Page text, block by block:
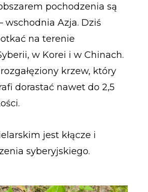
pochodzenia są
wschodnia Azja. Dziś
na terenie
w Korei i w Chinach.
krzew, który
dorastać nawet do 2,5
jest kłącze i
syberyjskiego.